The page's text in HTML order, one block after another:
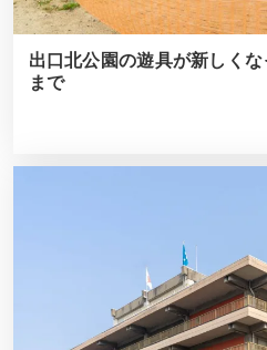
出口北公園の遊具が新しく
まで